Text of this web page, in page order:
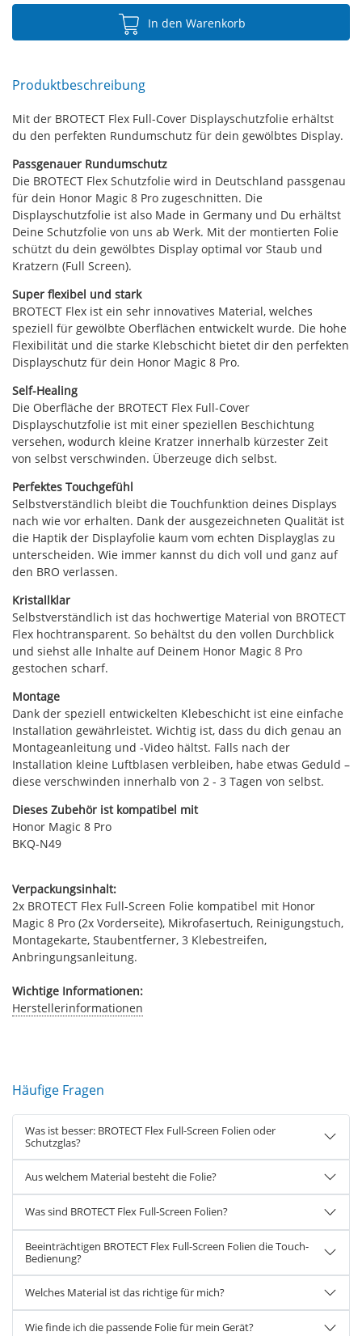
In den Warenkorb
Produktbeschreibung
Mit der BROTECT Flex Full-Cover Displayschutzfolie erhältst
du den perfekten Rundumschutz für dein gewölbtes Display.
Passgenauer Rundumschutz
Die BROTECT Flex Schutzfolie wird in Deutschland passgenau
für dein Honor Magic 8 Pro zugeschnitten. Die
Displayschutzfolie ist also Made in Germany und Du erhältst
Deine Schutzfolie von uns ab Werk. Mit der montierten Folie
schützt du dein gewölbtes Display optimal vor Staub und
Kratzern (Full Screen).
Super flexibel und stark
BROTECT Flex ist ein sehr innovatives Material, welches
speziell für gewölbte Oberflächen entwickelt wurde. Die hohe
Flexibilität und die starke Klebschicht bietet dir den perfekten
Displayschutz für dein Honor Magic 8 Pro.
Self-Healing
Die Oberfläche der BROTECT Flex Full-Cover
Displayschutzfolie ist mit einer speziellen Beschichtung
versehen, wodurch kleine Kratzer innerhalb kürzester Zeit
von selbst verschwinden. Überzeuge dich selbst.
Perfektes Touchgefühl
Selbstverständlich bleibt die Touchfunktion deines Displays
nach wie vor erhalten. Dank der ausgezeichneten Qualität ist
die Haptik der Displayfolie kaum vom echten Displayglas zu
unterscheiden. Wie immer kannst du dich voll und ganz auf
den BRO verlassen.
Kristallklar
Selbstverständlich ist das hochwertige Material von BROTECT
Flex hochtransparent. So behältst du den vollen Durchblick
und siehst alle Inhalte auf Deinem Honor Magic 8 Pro
gestochen scharf.
Montage
Dank der speziell entwickelten Klebeschicht ist eine einfache
Installation gewährleistet. Wichtig ist, dass du dich genau an
Montageanleitung und -Video hältst. Falls nach der
Installation kleine Luftblasen verbleiben, habe etwas Geduld –
diese verschwinden innerhalb von 2 - 3 Tagen von selbst.
Dieses Zubehör ist kompatibel mit
Honor Magic 8 Pro
BKQ-N49
Verpackungsinhalt:
2x BROTECT Flex Full-Screen Folie kompatibel mit Honor
Magic 8 Pro (2x Vorderseite), Mikrofasertuch, Reinigungstuch,
Montagekarte, Staubentferner, 3 Klebestreifen,
Anbringungsanleitung.
Wichtige Informationen:
Herstellerinformationen
Häufige Fragen
Was ist besser: BROTECT Flex Full-Screen Folien oder
Schutzglas?
Aus welchem Material besteht die Folie?
Was sind BROTECT Flex Full-Screen Folien?
Beeinträchtigen BROTECT Flex Full-Screen Folien die Touch-
Bedienung?
Welches Material ist das richtige für mich?
Wie finde ich die passende Folie für mein Gerät?